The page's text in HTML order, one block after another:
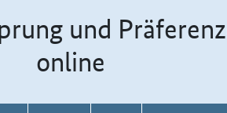
und
online